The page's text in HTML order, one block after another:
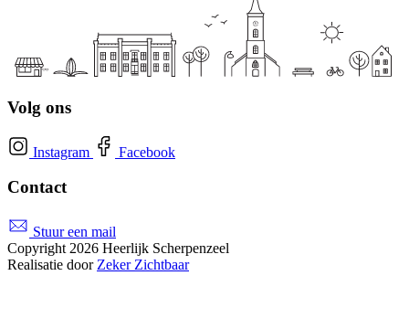
Volg ons
Instagram Facebook
Contact
Stuur een mail
Copyright 2026 Heerlijk Scherpenzeel
Realisatie door Zeker Zichtbaar